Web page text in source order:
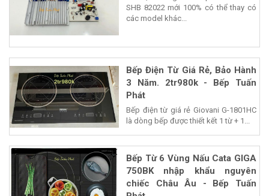
SHB 82022 mới 100% có thể thay có
các model khác...
Bếp Điện Từ Giá Rẻ, Bảo Hành
3 Năm. 2tr980k - Bếp Tuấn
Phát
Bếp điện từ giá rẻ Giovani G-1801HC
là dòng bếp được thiết kết 1 từ + 1...
Bếp Từ 6 Vùng Nấu Cata GIGA
750BK nhập khẩu nguyên
chiếc Châu Âu - Bếp Tuấn